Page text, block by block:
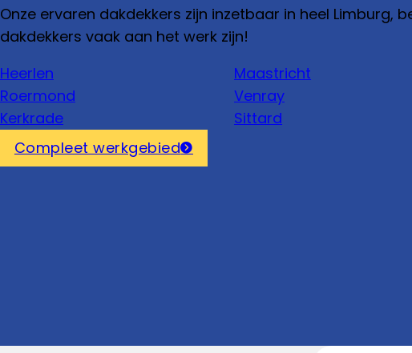
Onze ervaren dakdekkers zijn inzetbaar in heel Limburg,
dakdekkers vaak aan het werk zijn!
Heerlen
Maastricht
Roermond
Venray
Kerkrade
Sittard
Compleet werkgebied